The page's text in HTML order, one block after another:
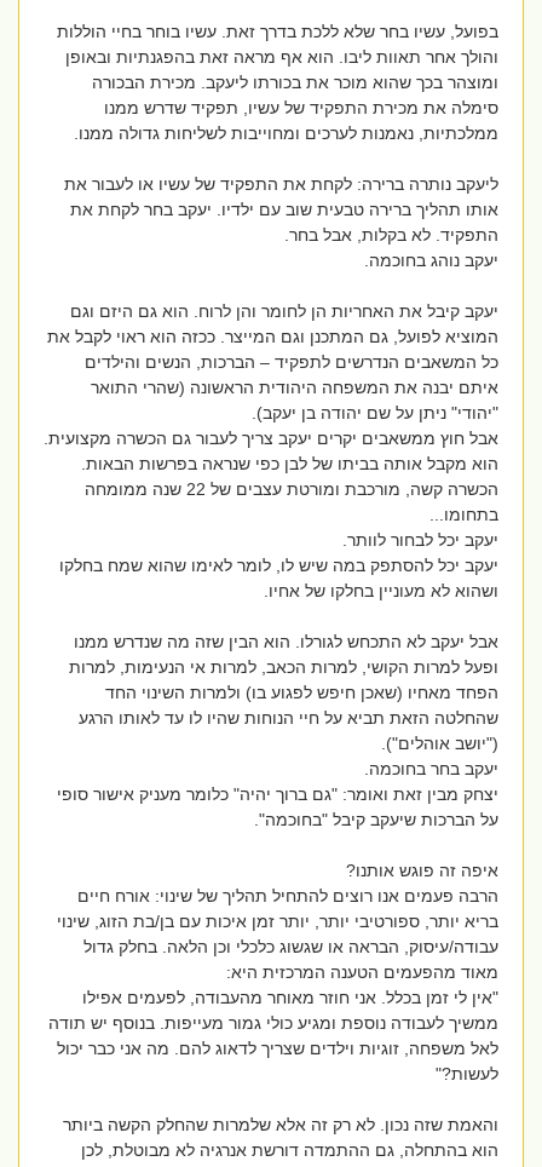
בפועל, עשיו בחר שלא ללכת בדרך זאת. עשיו בוחר בחיי הוללות
והולך אחר תאוות ליבו. הוא אף מראה זאת בהפגנתיות ובאופן
ומוצהר בכך שהוא מוכר את בכורתו ליעקב. מכירת הבכורה
סימלה את מכירת התפקיד של עשיו, תפקיד שדרש ממנו
ממלכתיות, נאמנות לערכים ומחוייבות לשליחות גדולה ממנו.
ליעקב נותרה ברירה: לקחת את התפקיד של עשיו או לעבור את
אותו תהליך ברירה טבעית שוב עם ילדיו. יעקב בחר לקחת את
התפקיד. לא בקלות, אבל בחר.
יעקב נוהג בחוכמה.
יעקב קיבל את האחריות הן לחומר והן לרוח. הוא גם היזם וגם
המוציא לפועל, גם המתכנן וגם המייצר. ככזה הוא ראוי לקבל את
כל המשאבים הנדרשים לתפקיד – הברכות, הנשים והילדים
איתם יבנה את המשפחה היהודית הראשונה (שהרי התואר
"יהודי" ניתן על שם יהודה בן יעקב).
אבל חוץ ממשאבים יקרים יעקב צריך לעבור גם הכשרה מקצועית.
הוא מקבל אותה בביתו של לבן כפי שנראה בפרשות הבאות.
הכשרה קשה, מורכבת ומורטת עצבים של 22 שנה ממומחה
בתחומו...
יעקב יכל לבחור לוותר.
יעקב יכל להסתפק במה שיש לו, לומר לאימו שהוא שמח בחלקו
ושהוא לא מעוניין בחלקו של אחיו.
אבל יעקב לא התכחש לגורלו. הוא הבין שזה מה שנדרש ממנו
ופעל למרות הקושי, למרות הכאב, למרות אי הנעימות, למרות
הפחד מאחיו (שאכן חיפש לפגוע בו) ולמרות השינוי החד
שהחלטה הזאת תביא על חיי הנוחות שהיו לו עד לאותו הרגע
("יושב אוהלים").
יעקב בחר בחוכמה.
יצחק מבין זאת ואומר: "גם ברוך יהיה" כלומר מעניק אישור סופי
על הברכות שיעקב קיבל "בחוכמה".
איפה זה פוגש אותנו?
הרבה פעמים אנו רוצים להתחיל תהליך של שינוי: אורח חיים
בריא יותר, ספורטיבי יותר, יותר זמן איכות עם בן/בת הזוג, שינוי
עבודה/עיסוק, הבראה או שגשוג כלכלי וכן הלאה. בחלק גדול
מאוד מהפעמים הטענה המרכזית היא:
"אין לי זמן בכלל. אני חוזר מאוחר מהעבודה, לפעמים אפילו
ממשיך לעבודה נוספת ומגיע כולי גמור מעייפות. בנוסף יש תודה
לאל משפחה, זוגיות וילדים שצריך לדאוג להם. מה אני כבר יכול
לעשות?"
והאמת שזה נכון. לא רק זה אלא שלמרות שהחלק הקשה ביותר
הוא בהתחלה, גם ההתמדה דורשת אנרגיה לא מבוטלת, לכן